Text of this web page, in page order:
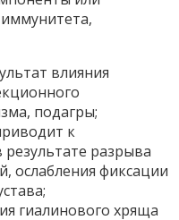
влияния
подагры;
к
разрыва
ослабления фиксации
гиалинового хряща